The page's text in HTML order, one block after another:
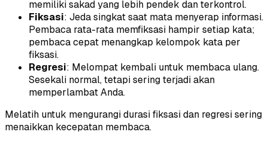
memiliki sakad yang lebih pendek dan terkontrol.
Fiksasi: Jeda singkat saat mata menyerap informasi.
Pembaca rata-rata memfiksasi hampir setiap kata;
pembaca cepat menangkap kelompok kata per
fiksasi.
Regresi: Melompat kembali untuk membaca ulang.
Sesekali normal, tetapi sering terjadi akan
memperlambat Anda.
Melatih untuk mengurangi durasi fiksasi dan regresi sering
menaikkan kecepatan membaca.